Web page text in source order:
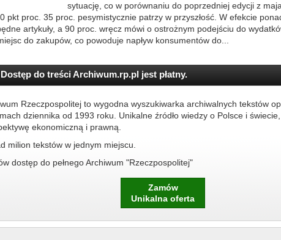
sytuację, co w porównaniu do poprzedniej edycji z
pkt proc. 35 proc. pesymistycznie patrzy w przyszłość. W efekcie
artykuły, a 90 proc. wręcz mówi o ostrożnym podejściu do
do zakupów, co powoduje napływ konsumentów do...
Dostęp do treści Archiwum.rp.pl jest płatny.
Rzeczpospolitej to wygodna wyszukiwarka archiwalnych tekstów
dziennika od 1993 roku. Unikalne źródło wiedzy o Polsce i
ekonomiczną i prawną.
milion tekstów w jednym miejscu.
dostęp do pełnego Archiwum "Rzeczpospolitej"
Zamów
Unikalna oferta